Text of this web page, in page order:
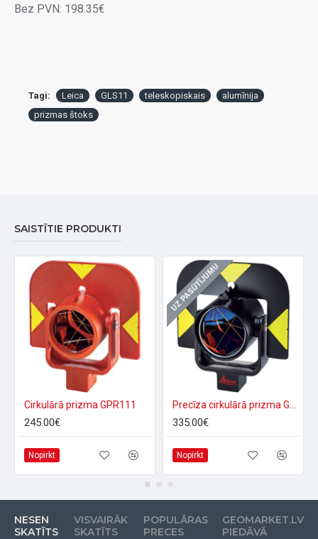
Bez PVN: 198.35€
Tagi: Leica GLS11 teleskopiskais
alumīnija
prizmas štoks
SAISTĪTIE PRODUKTI
Cirkulārā prizma GPR111
245.00€
Nopirkt
UZ PASŪTĪJUMU
335.00€
Nopirkt
NESEN
SKATĪTS
VISVAIRĀK
SKATĪTS
POPULĀRAS
PRECES
GEOMARKET.LV
PIEDĀVĀ